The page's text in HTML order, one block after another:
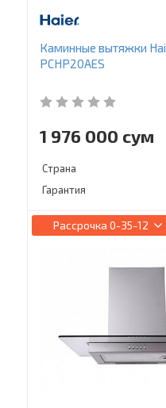
Каминные вытяжки
PCHP20AES
1 976 000 сум
Страна
Гарантия
Рассрочка 0-35-12